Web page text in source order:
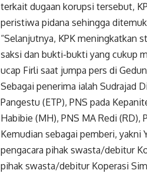
terkait dugaan korupsi tersebut,
peristiwa pidana sehingga
“Selanjutnya, KPK meningkatkan
saksi dan bukti-bukti yang cukup
ucap Firli saat jumpa pers di
Sebagai penerima ialah Sudrajad
Pangestu (ETP), PNS pada
Habibie (MH), PNS MA Redi (RD),
Kemudian sebagai pemberi, yakni
pengacara pihak swasta/debitur
pihak swasta/debitur Koperasi